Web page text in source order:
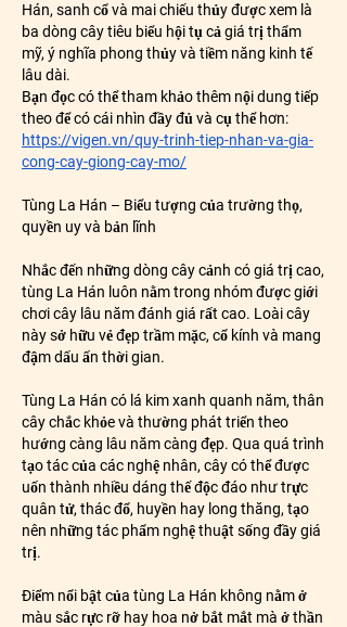
Hán, sanh cổ và mai chiếu thủy được xem là
ba dòng cây tiêu biểu hội tụ cả giá trị thẩm
mỹ, ý nghĩa phong thủy và tiềm năng kinh tế
lâu dài.
Bạn đọc có thể tham khảo thêm nội dung tiếp
https://vigen.vn/quy-trinh-tiep-nhan-va-gia-
cong-cay-giong-cay-mo/
Tùng La Hán – Biểu tượng của trường thọ,
quyền uy và bản lĩnh
Nhắc đến những dòng cây cảnh có giá trị cao,
tùng La Hán luôn nằm trong nhóm được giới
chơi cây lâu năm đánh giá rất cao. Loài cây
này sở hữu vẻ đẹp trầm mặc, cổ kính và mang
đậm dấu ấn thời gian.
Tùng La Hán có lá kim xanh quanh năm, thân
cây chắc khỏe và thường phát triển theo
hướng càng lâu năm càng đẹp. Qua quá trình
tạo tác của các nghệ nhân, cây có thể được
uốn thành nhiều dáng thế độc đáo như trực
quân tử, thác đổ, huyền hay long thăng, tạo
nên những tác phẩm nghệ thuật sống đầy giá
trị.
Điểm nổi bật của tùng La Hán không nằm ở
màu sắc rực rỡ hay hoa nở bắt mắt mà ở thần